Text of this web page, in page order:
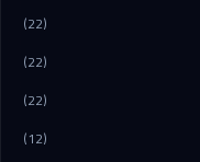
(22)
(22)
(22)
(12)